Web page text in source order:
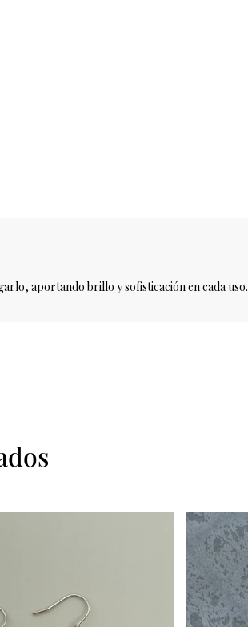
aportando brillo y sofisticación en cada uso.